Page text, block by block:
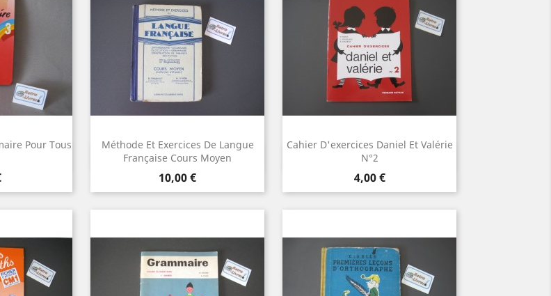
Pour Tous
Méthode Et Exercices De Langue
Française Cours Moyen
Prix
10,00 €
Aperçu rapide
Cahier D'exercices Daniel Et Valérie
N°2
Prix
4,00 €
Aperçu rapide